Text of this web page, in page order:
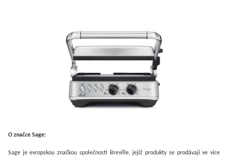
O značce Sage:
Sage je evropskou značkou společnosti Breville, jejíž produkty se prodávají ve více